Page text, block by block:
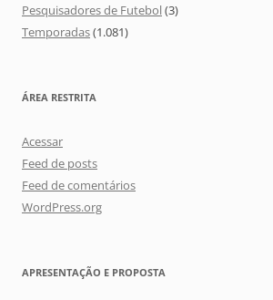
Pesquisadores de Futebol(3)
Temporadas(1.081)
ÁREA RESTRITA
Acessar
Feed de posts
Feed de comentários
WordPress.org
APRESENTAÇÃO E PROPOSTA